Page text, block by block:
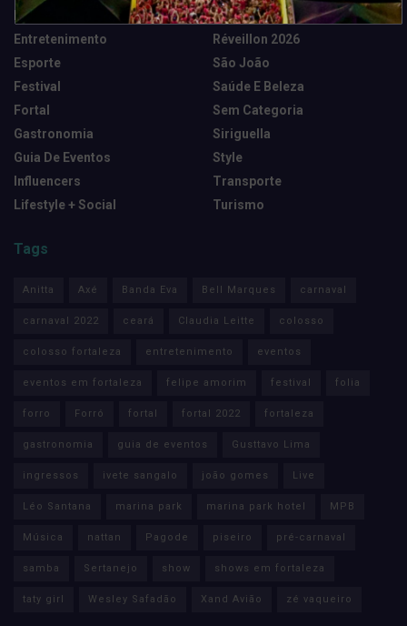
Destaques
Entretenimento
Esporte
Festival
Fortal
Gastronomia
Guia De Eventos
Influencers
Lifestyle + Social
News Tech
Réveillon 2026
São João
Saúde E Beleza
Sem Categoria
Siriguella
Style
Transporte
Turismo
Tags
Anitta Axé Banda Eva Bell Marques carnaval
carnaval 2022 ceará Claudia Leitte colosso
colosso fortaleza entretenimento eventos
eventos em fortaleza felipe amorim festival folia
forro Forró fortal fortal 2022 fortaleza
gastronomia guia de eventos Gusttavo Lima
ingressos ivete sangalo joão gomes Live
Léo Santana marina park marina park hotel MPB
Música nattan Pagode piseiro pré-carnaval
samba Sertanejo show shows em fortaleza
taty girl Wesley Safadão Xand Avião zé vaqueiro